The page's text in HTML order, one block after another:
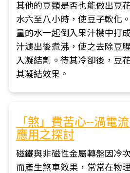
其他的豆類是否也能做出豆
水六至八小時，使豆子軟化
量的水一起倒入果汁機中打
汁濾出後煮沸，使之去除豆
入凝結劑。待其冷卻後，豆
其凝結效果。
「煞」費苦心--渦電
應用之探討
磁鐵與非磁性金屬轉盤因冷
而產生煞車效果，常常在物